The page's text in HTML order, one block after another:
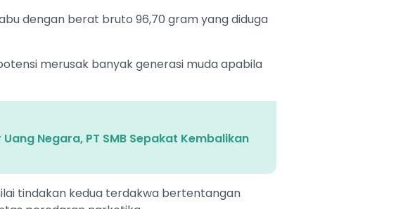
dengan berat bruto 96,70 gram yang diduga
merusak banyak generasi muda apabila
Negara, PT SMB Sepakat Kembalikan
tindakan kedua terdakwa bertentangan